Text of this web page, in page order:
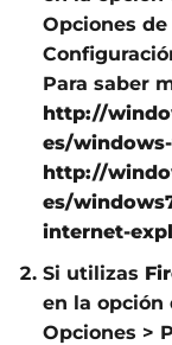
Opciones
Para saber
http://
es/
http://
es/
internet-
Si utilizas
en la opción
Opciones >